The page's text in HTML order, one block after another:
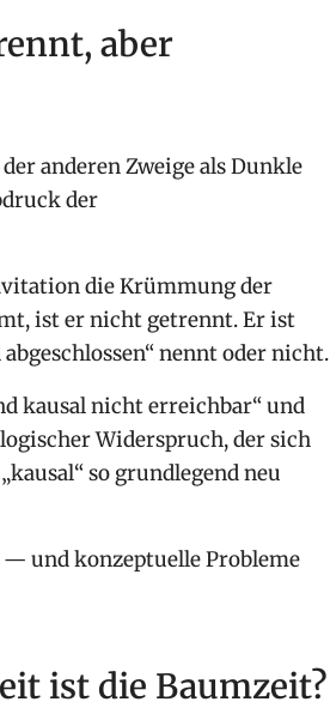
aber
anderen Zweige als Dunkle
der
die Krümmung der
ist er nicht getrennt. Er ist
nennt oder nicht.
kausal nicht erreichbar“ und
Widerspruch, der sich
so grundlegend neu
— und konzeptuelle Probleme
ist die Baumzeit?